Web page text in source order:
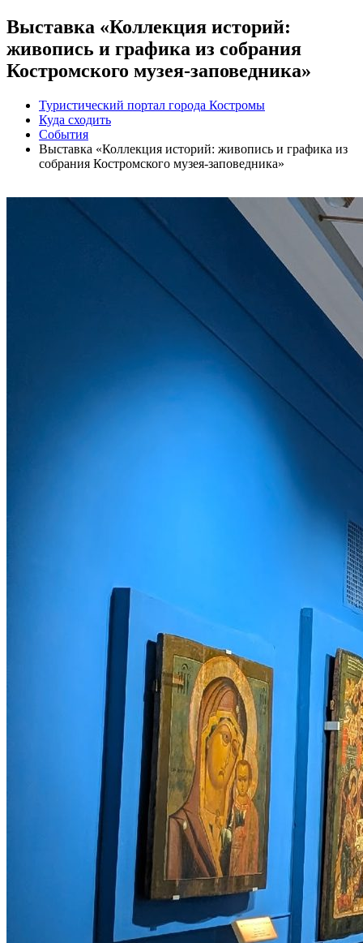
Выставка «Коллекция историй:
живопись и графика из собрания
Костромского музея-заповедника»
Туристический портал города Костромы
Куда сходить
События
Выставка «Коллекция историй: живопись и графика из
собрания Костромского музея-заповедника»